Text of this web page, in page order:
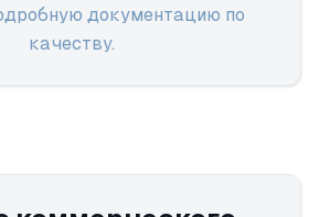
документацию по
качеству.